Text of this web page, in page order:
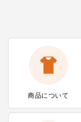
商品について